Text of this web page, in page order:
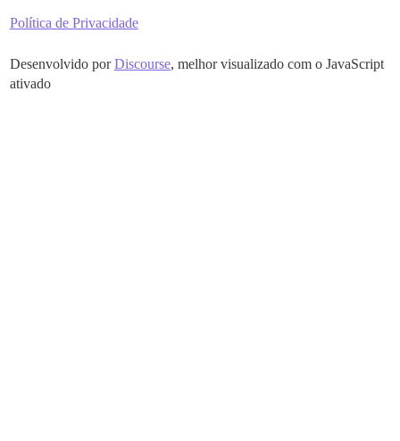
Política de Privacidade
Desenvolvido porDiscourse, melhor visualizado com o JavaScript
ativado